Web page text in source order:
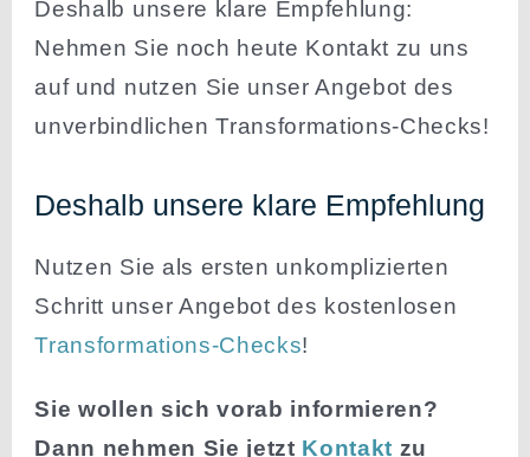
Deshalb unsere klare Empfehlung:
Nehmen Sie noch heute Kontakt zu uns
auf und nutzen Sie unser Angebot des
unver­bind­lichen Transformations-Checks!
Deshalb unsere klare Empfehlung
Nutzen Sie als ersten unkom­pli­zierten
Schritt unser Angebot des kosten­losen
Trans­for­ma­tions-Checks!
Sie wollen sich vorab infor­mieren?
Dann nehmen Sie jetzt Kontakt zu